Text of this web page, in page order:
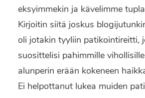
eksyimmekin ja kävelimme
Kirjoitin siitä joskus
oli jotakin tyyliin patikointireitti,
suosittelisi pahimmille
alunperin erään kokeneen
Ei helpottanut lukea muiden